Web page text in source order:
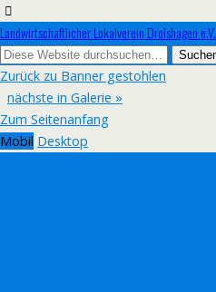
Landwirtschaftlicher Lokalverein Drolshagen e.V.
Zurück zu Banner gestohlen
nächste in Galerie »
Zum Seitenanfang
Mobil Desktop